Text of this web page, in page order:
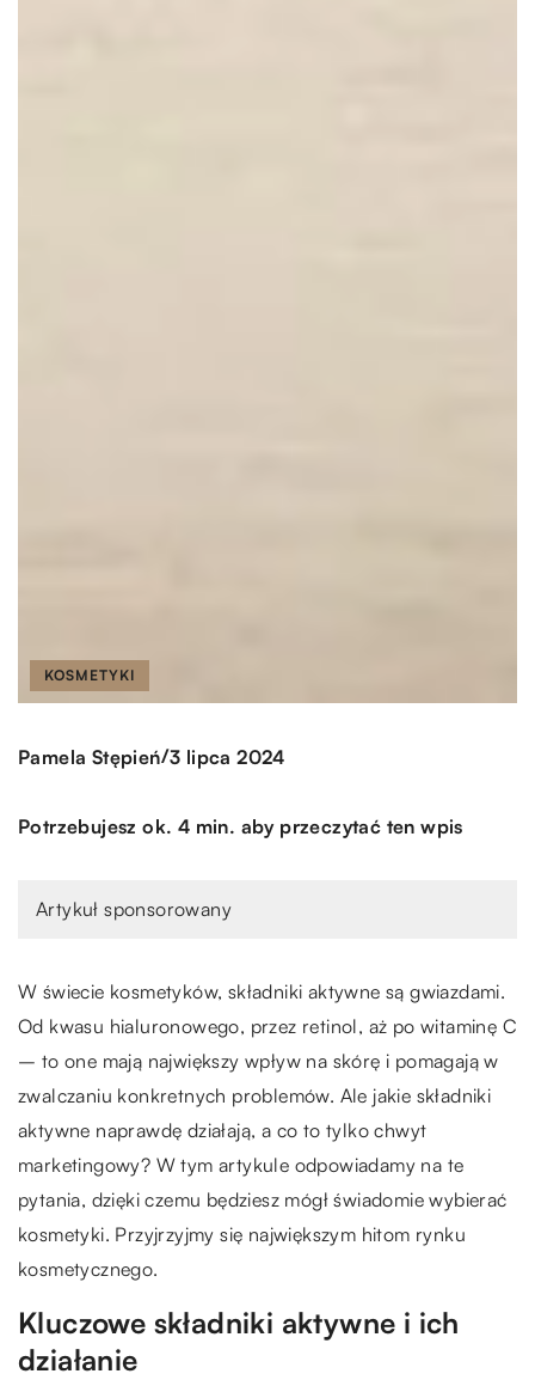
KOSMETYKI
Pamela Stępień/3 lipca 2024
Potrzebujesz ok. 4 min. aby przeczytać ten wpis
Artykuł sponsorowany
W świecie kosmetyków, składniki aktywne są gwiazdami.
Od kwasu hialuronowego, przez retinol, aż po witaminę C
– to one mają największy wpływ na skórę i pomagają w
zwalczaniu konkretnych problemów. Ale jakie składniki
aktywne naprawdę działają, a co to tylko chwyt
marketingowy? W tym artykule odpowiadamy na te
pytania, dzięki czemu będziesz mógł świadomie wybierać
kosmetyki. Przyjrzyjmy się największym hitom rynku
kosmetycznego.
Kluczowe składniki aktywne i ich
działanie